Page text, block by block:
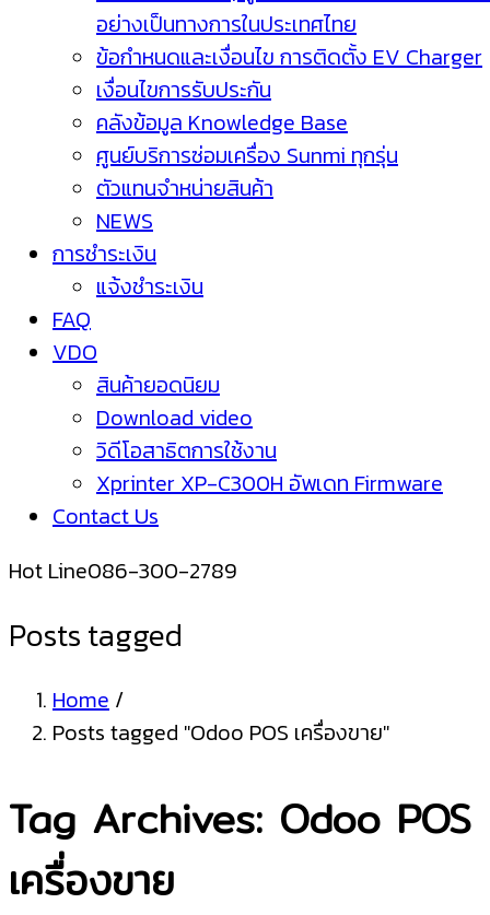
อย่างเป็นทางการในประเทศไทย
ข้อกำหนดและเงื่อนไข การติดตั้ง EV Charger
เงื่อนไขการรับประกัน
คลังข้อมูล Knowledge Base
ศูนย์บริการซ่อมเครื่อง Sunmi ทุกรุ่น
ตัวแทนจำหน่ายสินค้า
NEWS
การชำระเงิน
แจ้งชำระเงิน
FAQ
VDO
สินค้ายอดนิยม
Download video
วิดีโอสาธิตการใช้งาน
Xprinter XP-C300H อัพเดท Firmware
Contact Us
Hot Line086-300-2789
Posts tagged
Home /
Posts tagged "Odoo POS เครื่องขาย"
Tag Archives: Odoo POS
เครื่องขาย